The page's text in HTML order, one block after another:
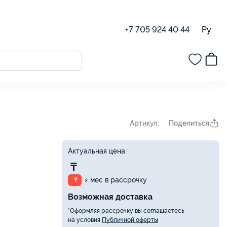
+7 705 924 40 44 Ру
Артикул: Поделиться
Актуальная цена
₸
₸ × мес в рассрочку
Возможная доставка
*Оформляя рассрочку вы соглашаетесь
на условия Публичной оферты